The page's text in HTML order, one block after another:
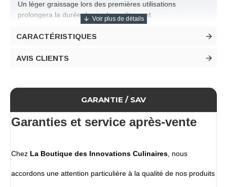
Un léger graissage lors des premières utilisations
prolongera la durée de vie du revêtement
Passe au four pour une coloration rapide
Caisse pliée avec le bord muni d'un fil de renfort
- craint l'humidité (réfrigérateur)
- séchage impératif au four si nettoyage à l'eau chaude.
Caisse à génoise évasée
En Exopan
Hauteur 50 mm
Caisse vendue à l'unité
CARACTÉRISTIQUES
AVIS CLIENTS
GARANTIE / SAV
Garanties et service après-vente
Chez La Boutique des Innovations Culinaires , nous
accordons une attention particulière à la qualité de nos produits